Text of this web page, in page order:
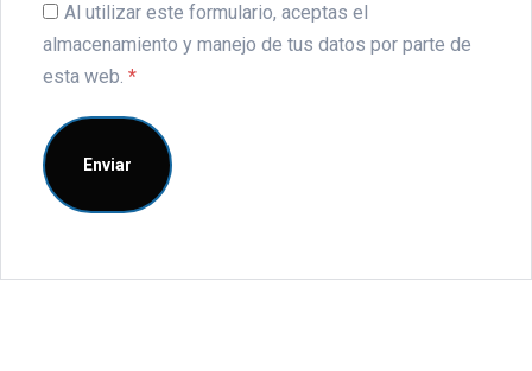
Al utilizar este formulario, aceptas el
almacenamiento y manejo de tus datos por parte de
esta web. *